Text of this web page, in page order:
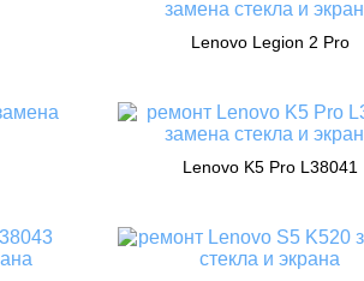
Lenovo Legion 2 Pro
Lenovo K5 Pro L38041